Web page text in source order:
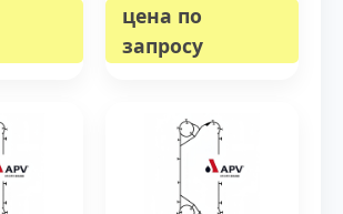
цена по
запросу